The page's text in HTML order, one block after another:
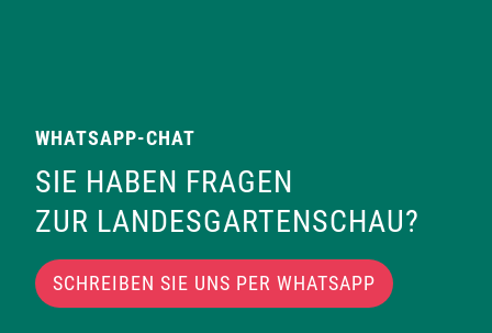
WHATSAPP-CHAT
SIE HABEN FRAGEN
ZUR LANDESGARTENSCHAU?
SCHREIBEN SIE UNS PER WHATSAPP